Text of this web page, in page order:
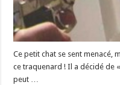
Ce petit chat se sent menacé,
ce traquenard ! Il a décidé de
peut …